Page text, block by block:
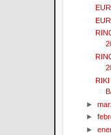
RIKI
►
►
►